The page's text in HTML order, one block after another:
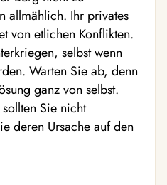
allmählich. Ihr privates
von etlichen Konflikten.
selbst wenn
Warten Sie ab, denn
ganz von selbst.
Sie nicht
deren Ursache auf den